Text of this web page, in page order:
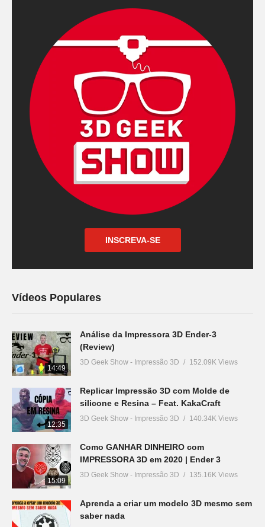
INSCREVA-SE
Vídeos Populares
14:49
Análise da Impressora 3D Ender-3
(Review)
3D Geek Show - Impressão 3D 152.09K Views
12:35
Replicar Impressão 3D com Molde de
silicone e Resina – Feat. KakaCraft
3D Geek Show - Impressão 3D 140.34K Views
15:09
Como GANHAR DINHEIRO com
IMPRESSORA 3D em 2020 | Ender 3
3D Geek Show - Impressão 3D 135.16K Views
Aprenda a criar um modelo 3D mesmo sem
saber nada